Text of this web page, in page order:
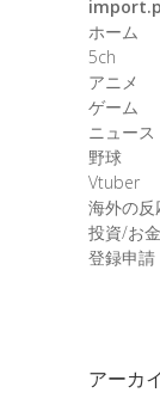
ホーム
5ch
アニメ
ゲーム
ニュース
野球
Vtuber
海外の反
投資/お金
登録申請
アーカ